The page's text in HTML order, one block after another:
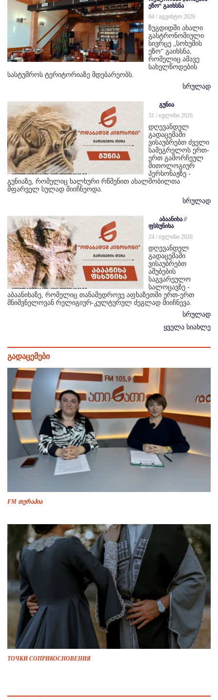
ეზო“ გაიხსნა
04 / აგვისტო 2026
ზუგდიდში ახალი
გასტრონომიული
სივრცე „სოხუმის
ეზო“ გაიხსნა,
რომელიც ამავე
სახელწოდების
სასტუმროს ტერიტორიაზე მდებარეობს.
სრულად
გუნია
31 / ივლისი 2026
დღევანდელ
გადაცემაში
ვისაუბრებთ ძველი
სამეგრელოს ერთ-
ერთ გამორჩეულ
მითოლოგიურ
პერსონაჟზე -
გუნიაზე, რომელიც ხალხური რწმენით ახალშობილთა
მფარველ სულად მიიჩნეოდა.
სრულად
აბაანიხა //
ფსხუნიხა
24 / ივლისი 2026
დღევანდელ
გადაცემაში
ვისაუბრებთ
აშუბების
საგვარეულო
სალოცავზე -
აბაანიხაზე, რომელიც თანამედროვე აფხაზეთში ერთ-ერთ
მნიშვნელოვან რელიგიურ-კულტურულ ძეგლად მიიჩნევა.
სრულად
ყველა სიახლე
გადაცემები
FM თერაპია
ТОЧКИ СОПРИКОСНОВЕНИЯ